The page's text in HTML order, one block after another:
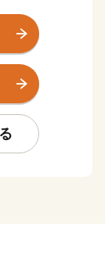
しんでいた
めて知って
援していた
ける「選ば
も精進して